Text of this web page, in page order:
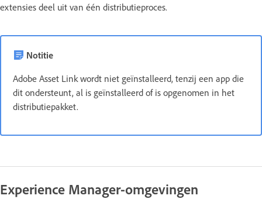
extensies deel uit van één distributieproces.
Notitie
Adobe Asset Link wordt niet geïnstalleerd, tenzij een app die
dit ondersteunt, al is geïnstalleerd of is opgenomen in het
distributiepakket.
Experience Manager-omgevingen